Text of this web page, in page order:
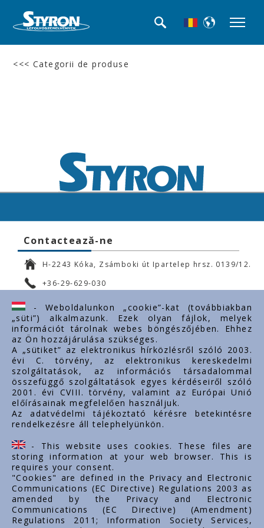
<<< Categorii de produse
Contactează-ne
H-2243 Kóka, Zsámboki út Ipartelep hrsz. 0139/12.
+36-29-629-030
ertekesites@styron.hu
export@styron.hu
www.styron.hu
Linkuri importante
Despre noi
Documente
Contact
Carieră
- Weboldalunkon „cookie”-kat (továbbiakban
„süti”) alkalmazunk. Ezek olyan fájlok, melyek
információt tárolnak webes böngészőjében. Ehhez
az Ön hozzájárulása szükséges.
A „sütiket” az elektronikus hírközlésről szóló 2003.
évi C. törvény, az elektronikus kereskedelmi
szolgáltatások, az információs társadalommal
összefüggő szolgáltatások egyes kérdéseiről szóló
2001. évi CVIII. törvény, valamint az Európai Unió
előírásainak megfelelően használjuk.
Az adatvédelmi tájékoztató kérésre betekintésre
rendelkezésre áll telephelyünkön.
- This website uses cookies. These files are
storing information at your web browser. This is
requires your consent.
"Cookies" are defined in the Privacy and Electronic
Communications (EC Directive) Regulations 2003 as
amended by the Privacy and Electronic
Communications (EC Directive) (Amendment)
Regulations 2011; Information Society Services,